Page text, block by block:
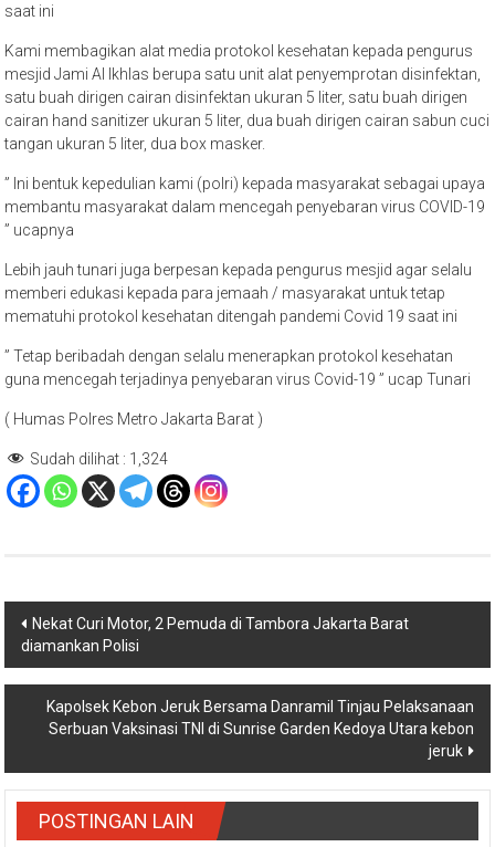
saat ini
Kami membagikan alat media protokol kesehatan kepada pengurus
mesjid Jami Al Ikhlas berupa satu unit alat penyemprotan disinfektan,
satu buah dirigen cairan disinfektan ukuran 5 liter, satu buah dirigen
cairan hand sanitizer ukuran 5 liter, dua buah dirigen cairan sabun cuci
tangan ukuran 5 liter, dua box masker.
” Ini bentuk kepedulian kami (polri) kepada masyarakat sebagai upaya
membantu masyarakat dalam mencegah penyebaran virus COVID-19
” ucapnya
Lebih jauh tunari juga berpesan kepada pengurus mesjid agar selalu
memberi edukasi kepada para jemaah / masyarakat untuk tetap
mematuhi protokol kesehatan ditengah pandemi Covid 19 saat ini
” Tetap beribadah dengan selalu menerapkan protokol kesehatan
guna mencegah terjadinya penyebaran virus Covid-19 ” ucap Tunari
( Humas Polres Metro Jakarta Barat )
Sudah dilihat : 1,324
Navigasi
pos
Nekat Curi Motor, 2 Pemuda di Tambora Jakarta Barat
diamankan Polisi
Kapolsek Kebon Jeruk Bersama Danramil Tinjau Pelaksanaan
Serbuan Vaksinasi TNI di Sunrise Garden Kedoya Utara kebon
jeruk
POSTINGAN LAIN